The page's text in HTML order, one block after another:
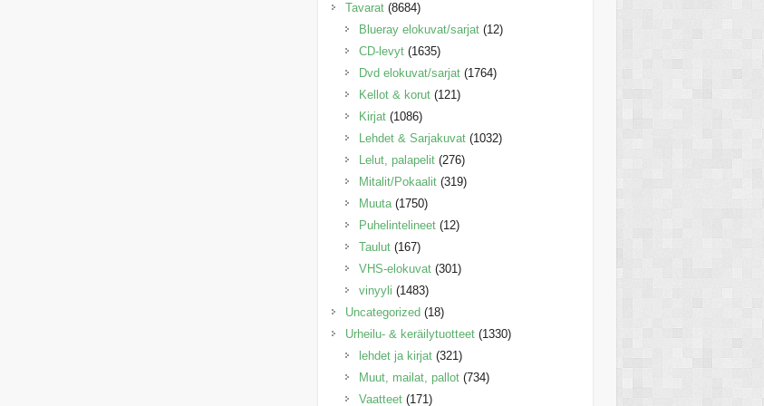
Tavarat (8684)
Blueray elokuvat/sarjat (12)
CD-levyt (1635)
Dvd elokuvat/sarjat (1764)
Kellot & korut (121)
Kirjat (1086)
Lehdet & Sarjakuvat (1032)
Lelut, palapelit (276)
Mitalit/Pokaalit (319)
Muuta (1750)
Puhelintelineet (12)
Taulut (167)
VHS-elokuvat (301)
vinyyli (1483)
Uncategorized (18)
Urheilu- & keräilytuotteet (1330)
lehdet ja kirjat (321)
Muut, mailat, pallot (734)
Vaatteet (171)